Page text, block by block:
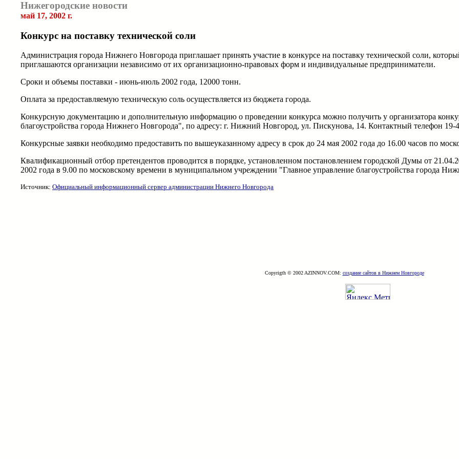
Нижегородские новости
май 17, 2002 г.
Конкурс на поставку технической соли
Администрация города Нижнего Новгорода приглашает принять участие в конкурсе на поставку технической соли,
приглашаются организации независимо от их организационно-правовых форм и индивидуальные предприниматели.
Сроки и объемы поставки - июнь-июль 2002 года, 12000 тонн.
Оплата за предоставляемую техническую соль осуществляется из бюджета города.
Конкурсную документацию и дополнительную информацию о проведении конкурса можно получить у организатора
благоустройства города Нижнего Новгорода", по адресу: г. Нижний Новгород, ул. Пискунова, 14. Контактный телефон 19-
Конкурсные заявки необходимо предоставить по вышеуказанному адресу в срок до 24 мая 2002 года до 16.00 часов по
Квалификационный отбор претендентов проводится в порядке, установленном постановлением городской Думы от
2002 года в 9.00 по московскому времени в муниципальном учреждении "Главное управление благоустройства города
Источник: Официальный информационный сервер администрации Нижнего Новгорода
Copyrigth © 2002 AZINNOV.COM: создание сайтов в Нижнем Новгороде